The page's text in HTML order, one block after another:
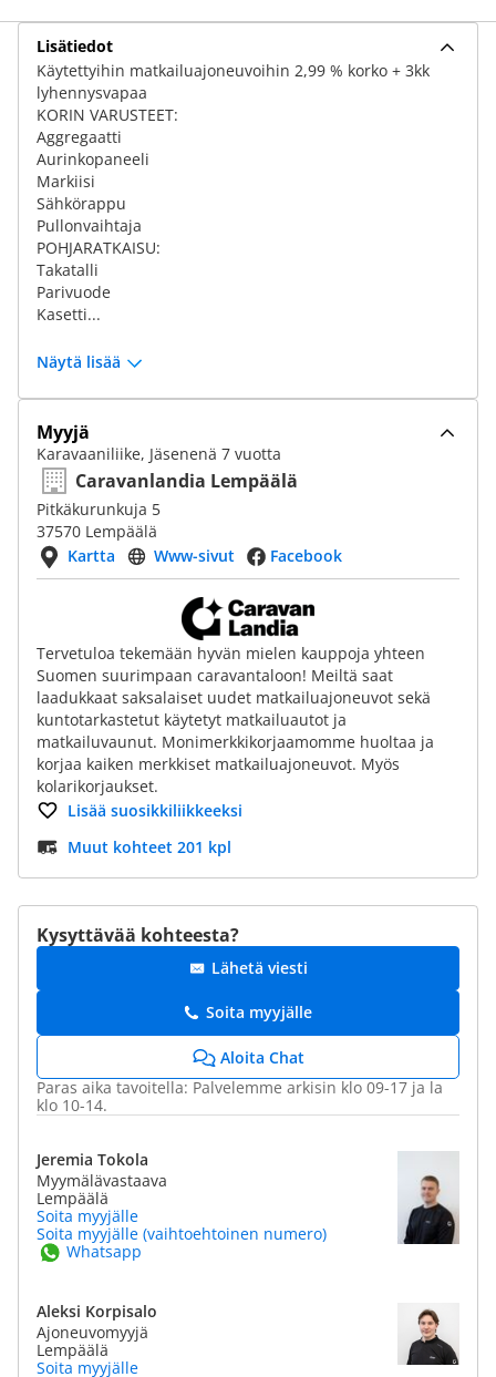
Lisätiedot
Käytettyihin matkailuajoneuvoihin 2,99 % korko + 3kk
lyhennysvapaa
KORIN VARUSTEET:
Aggregaatti
Aurinkopaneeli
Markiisi
Sähkörappu
Pullonvaihtaja
POHJARATKAISU:
Takatalli
Parivuode
Kasetti...
Näytä lisää
Myyjä
Karavaaniliike, Jäsenenä 7 vuotta
Caravanlandia Lempäälä
Pitkäkurunkuja 5
37570 Lempäälä
Kartta
Www-sivut Facebook
Tervetuloa tekemään hyvän mielen kauppoja yhteen
Suomen suurimpaan caravantaloon! Meiltä saat
laadukkaat saksalaiset uudet matkailuajoneuvot sekä
kuntotarkastetut käytetyt matkailuautot ja
matkailuvaunut. Monimerkkikorjaamomme huoltaa ja
korjaa kaiken merkkiset matkailuajoneuvot. Myös
kolarikorjaukset.
Lisää suosikkiliikkeeksi
Muut kohteet 201 kpl
Kysyttävää kohteesta?
Lähetä viesti
Soita myyjälle
Aloita Chat
Paras aika tavoitella: Palvelemme arkisin klo 09-17 ja la
klo 10-14.
Jeremia Tokola
Myymälävastaava
Lempäälä
Soita myyjälle
Soita myyjälle (vaihtoehtoinen numero)
Whatsapp
Aleksi Korpisalo
Ajoneuvomyyjä
Lempäälä
Soita myyjälle